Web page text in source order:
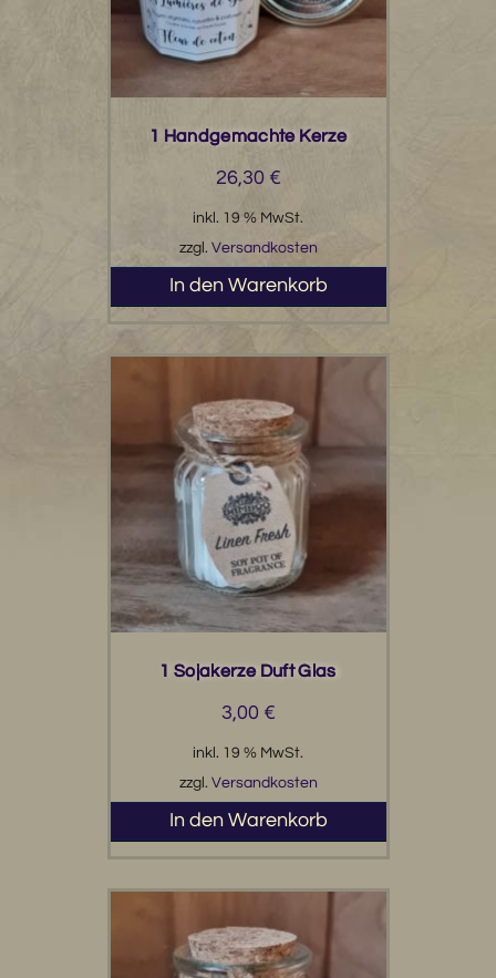
1 Handgemachte Kerze
26,30 €
inkl. 19 % MwSt.
zzgl. Versandkosten
In den Warenkorb
1 Sojakerze Duft Glas
3,00 €
inkl. 19 % MwSt.
zzgl. Versandkosten
In den Warenkorb